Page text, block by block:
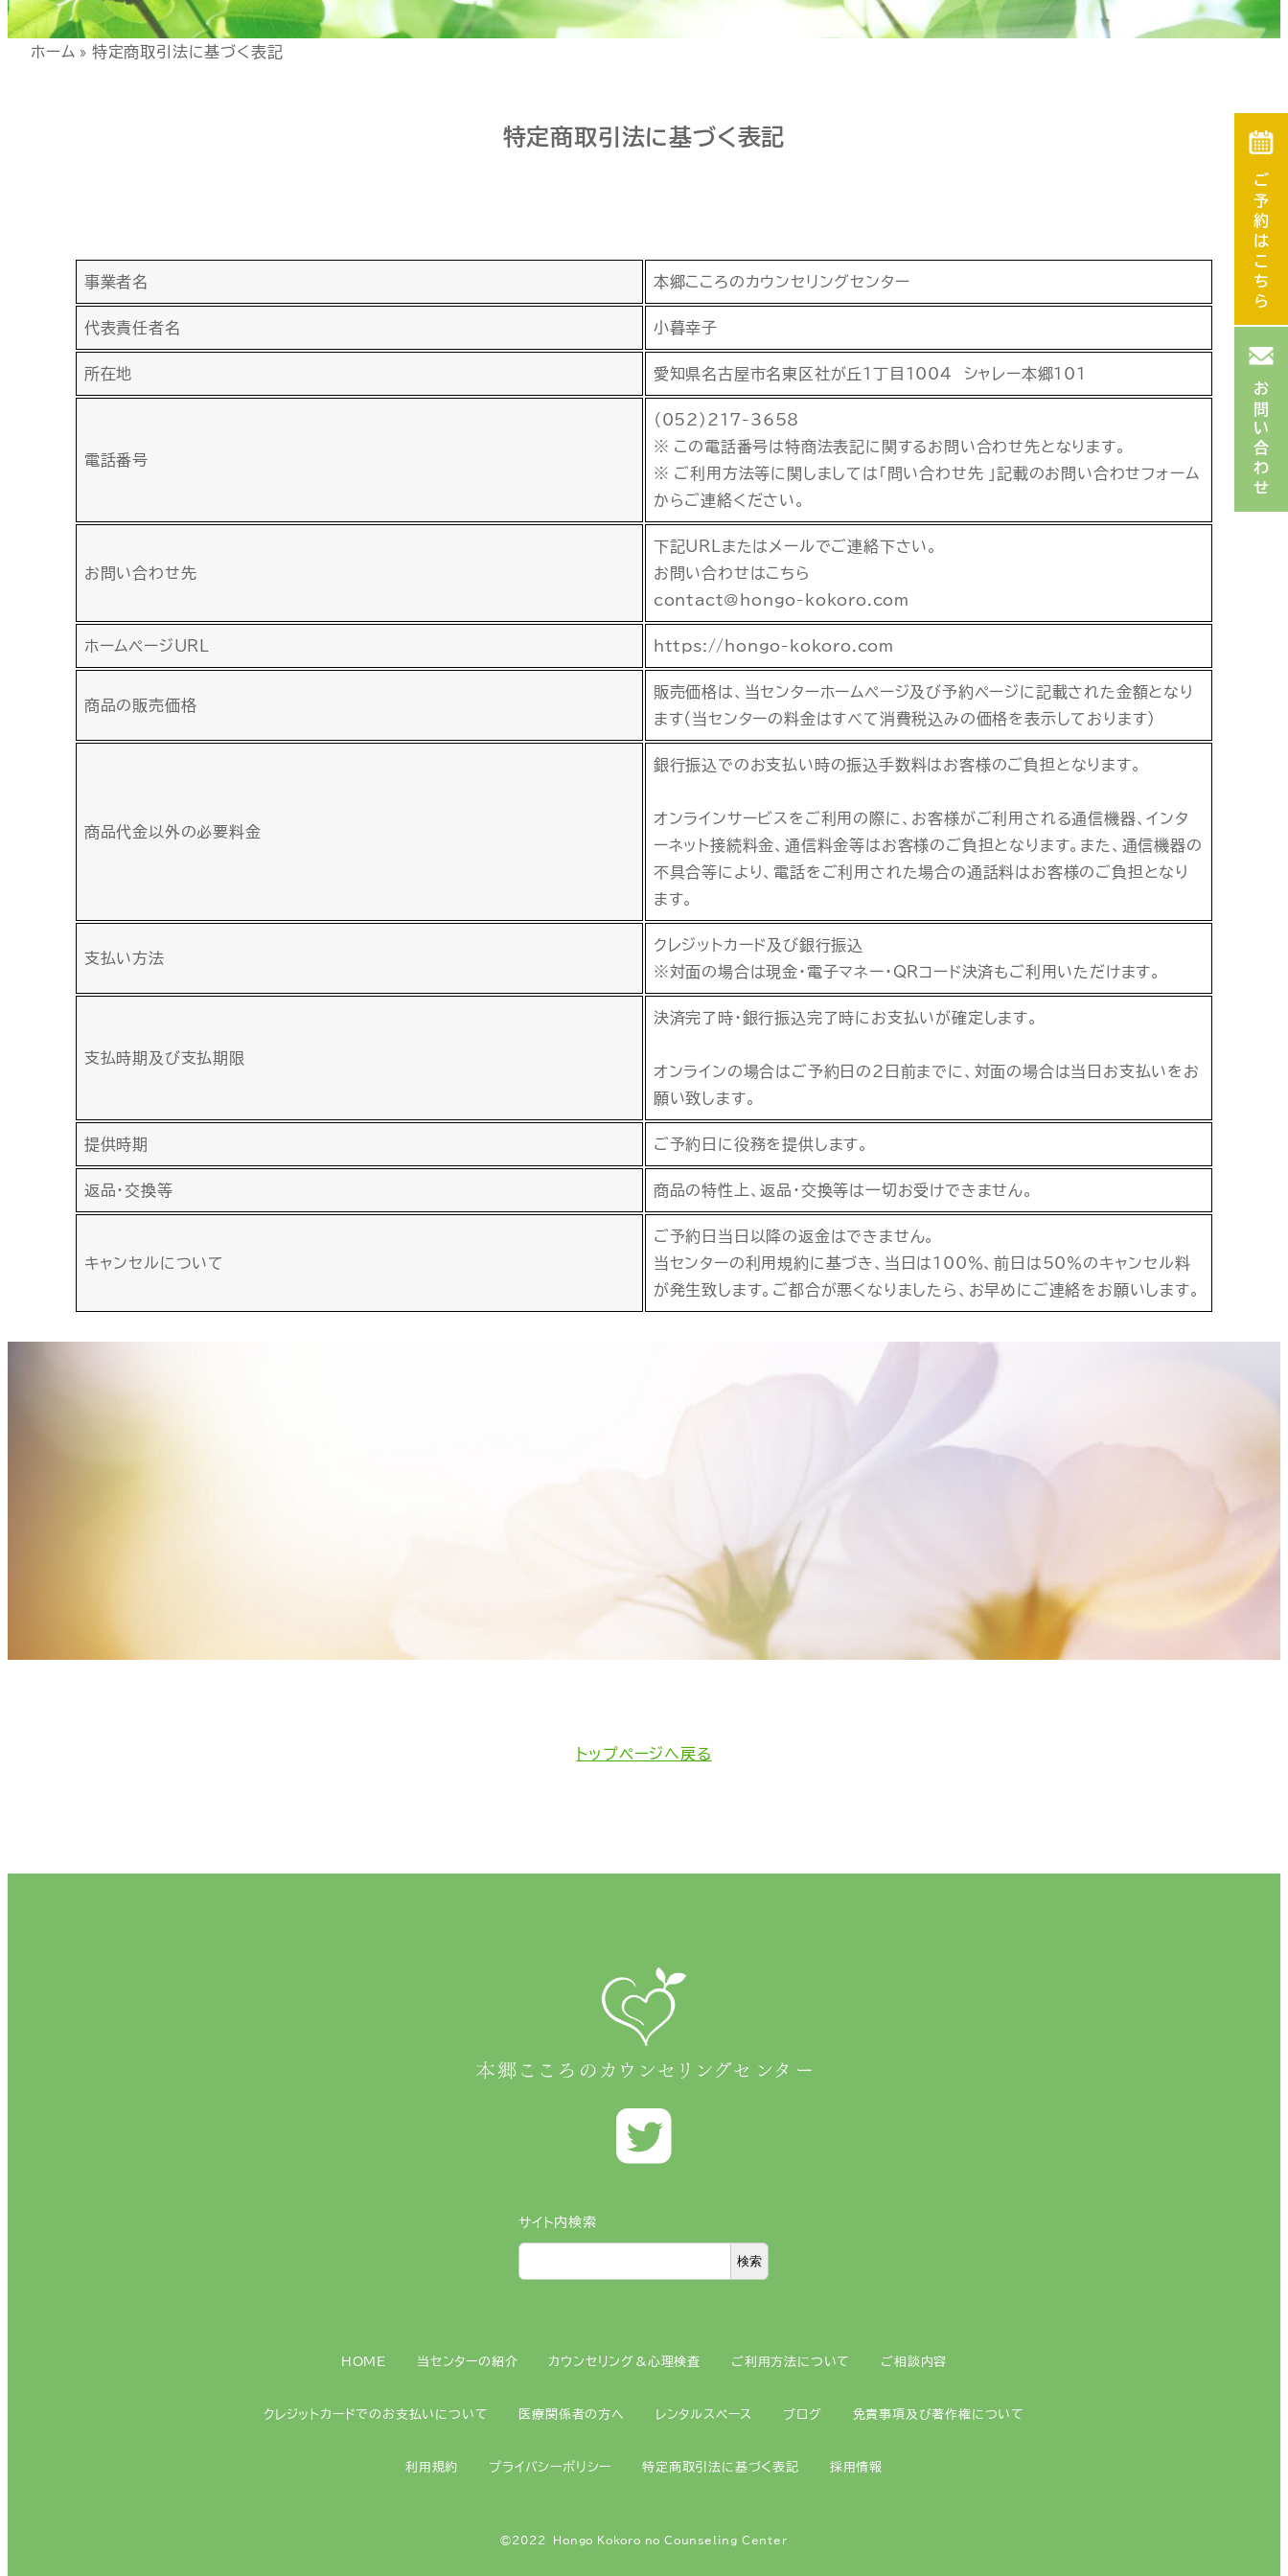
ホーム » 特定商取引法に基づく表記
特定商取引法に基づく表記
事業者名 本郷こころのカウンセリングセンター
代表責任者名 小暮幸子
所在地 愛知県名古屋市名東区社が丘1丁目1004 シャレー本郷101
電話番号
（052）217-3658
※ この電話番号は特商法表記に関するお問い合わせ先となります。
※ ご利用方法等に関しましては「問い合わせ先 」記載のお問い合わせフォーム
からご連絡ください。
お問い合わせ先
下記URLまたはメールでご連絡下さい。
お問い合わせはこちら
contact@hongo-kokoro.com
ホームページURL https://hongo-kokoro.com
商品の販売価格
販売価格は、当センターホームページ及び予約ページに記載された金額となり
ます（当センターの料金はすべて消費税込みの価格を表示しております）
商品代金以外の必要料金
銀行振込でのお支払い時の振込手数料はお客様のご負担となります。
オンラインサービスをご利用の際に、お客様がご利用される通信機器、インタ
ーネット接続料金、通信料金等はお客様のご負担となります。また、通信機器の
不具合等により、電話をご利用された場合の通話料はお客様のご負担となり
ます。
支払い方法
クレジットカード及び銀行振込
※対面の場合は現金・電子マネー・QRコード決済もご利用いただけます。
支払時期及び支払期限
決済完了時・銀行振込完了時にお支払いが確定します。
オンラインの場合はご予約日の2日前までに、対面の場合は当日お支払いをお
願い致します。
提供時期 ご予約日に役務を提供します。
返品・交換等 商品の特性上、返品・交換等は一切お受けできません。
キャンセルについて
ご予約日当日以降の返金はできません。
当センターの利用規約に基づき、当日は100％、前日は50％のキャンセル料
が発生致します。ご都合が悪くなりましたら、お早めにご連絡をお願いします。
トップページへ戻る
サイト内検索
検索
HOME 当センターの紹介 カウンセリング＆心理検査 ご利用方法について ご相談内容
クレジットカードでのお支払いについて 医療関係者の方へ レンタルスペース ブログ 免責事項及び著作権について
利用規約 プライバシーポリシー 特定商取引法に基づく表記 採用情報
©2022 Hongo Kokoro no Counseling Center
ご予約はこちら
お問い合わせ